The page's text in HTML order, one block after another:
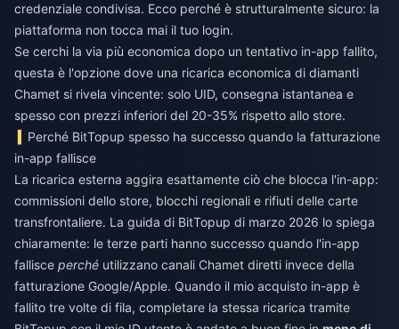
credenziale condivisa. Ecco perché è strutturalmente sicuro: la
piattaforma non tocca mai il tuo login.
Se cerchi la via più economica dopo un tentativo in-app fallito,
questa è l'opzione dove una ricarica economica di diamanti
Chamet si rivela vincente: solo UID, consegna istantanea e
spesso con prezzi inferiori del 20-35% rispetto allo store.
Perché BitTopup spesso ha successo quando la fatturazione
in-app fallisce
La ricarica esterna aggira esattamente ciò che blocca l'in-app:
commissioni dello store, blocchi regionali e rifiuti delle carte
transfrontaliere. La guida di BitTopup di marzo 2026 lo spiega
chiaramente: le terze parti hanno successo quando l'in-app
fallisce perché utilizzano canali Chamet diretti invece della
fatturazione Google/Apple. Quando il mio acquisto in-app è
fallito tre volte di fila, completare la stessa ricarica tramite